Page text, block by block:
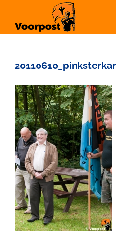
inhoud